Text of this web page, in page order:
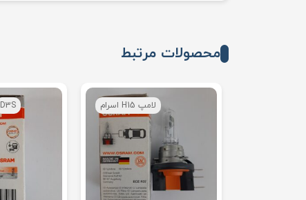
محصولات مرتبط
لامپ H15 اسرام D3S